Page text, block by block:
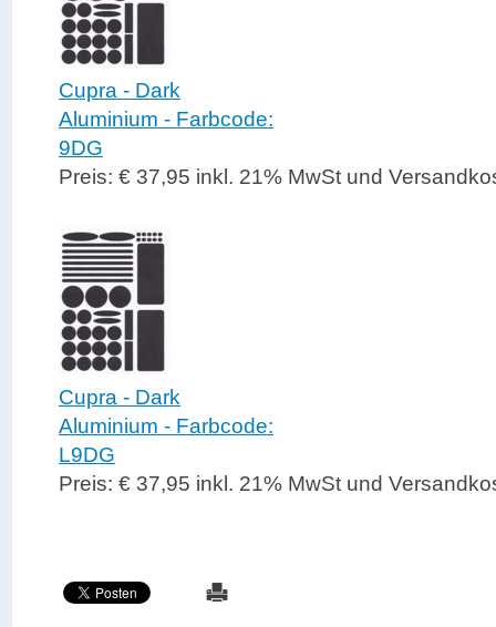
Cupra - Dark
Aluminium - Farbcode:
9DG
Preis: € 37,95 inkl. 21% MwSt und
Cupra - Dark
Aluminium - Farbcode:
L9DG
Preis: € 37,95 inkl. 21% MwSt und